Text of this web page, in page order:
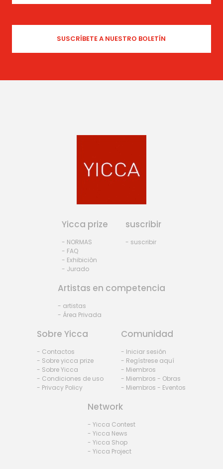
Yicca prize
- NORMAS
- FAQ
- Exhibiciòn
- Jurado
suscribir
- suscribir
Artistas en competencia
- artistas
- Área Privada
Sobre Yicca
- Contactos
- Sobre yicca prize
- Sobre Yicca
- Condiciones de uso
- Privacy Policy
Comunidad
- Iniciar sesión
- Regístrese aquí
- Miembros
- Miembros - Obras
- Miembros - Eventos
Network
- Yicca Contest
- Yicca News
- Yicca Shop
- Yicca Project